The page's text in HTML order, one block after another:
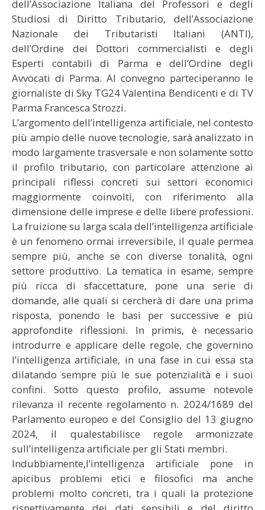
dell’Associazione Italiana del Professori e degli
Studiosi di Diritto Tributario, dell’Associazione
Nazionale dei Tributaristi Italiani (ANTI),
dell’Ordine dei Dottori commercialisti e degli
Esperti contabili di Parma e dell’Ordine degli
Avvocati di Parma. Al convegno parteciperanno le
giornaliste di Sky TG24 Valentina Bendicenti e di TV
Parma Francesca Strozzi.
L’argomento dell’intelligenza artificiale, nel contesto
più ampio delle nuove tecnologie, sarà analizzato in
modo largamente trasversale e non solamente sotto
il profilo tributario, con particolare attenzione ai
principali riflessi concreti sui settori economici
maggiormente coinvolti, con riferimento alla
dimensione delle imprese e delle libere professioni.
La fruizione su larga scala dell’intelligenza artificiale
è un fenomeno ormai irreversibile, il quale permea
sempre più, anche se con diverse tonalità, ogni
settore produttivo. La tematica in esame, sempre
più ricca di sfaccettature, pone una serie di
domande, alle quali si cercherà di dare una prima
risposta, ponendo le basi per successive e più
approfondite riflessioni. In primis, è necessario
introdurre e applicare delle regole, che governino
l’intelligenza artificiale, in una fase in cui essa sta
dilatando sempre più le sue potenzialità e i suoi
confini. Sotto questo profilo, assume notevole
rilevanza il recente regolamento n. 2024/1689 del
Parlamento europeo e del Consiglio del 13 giugno
2024, il qualestabilisce regole armonizzate
sull’intelligenza artificiale per gli Stati membri.
Indubbiamente,l’intelligenza artificiale pone in
apicibus problemi etici e filosofici ma anche
problemi molto concreti, tra i quali la protezione